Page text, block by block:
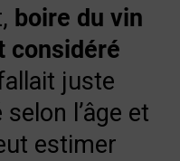
boire du vin
considéré
juste
l’âge et
estimer